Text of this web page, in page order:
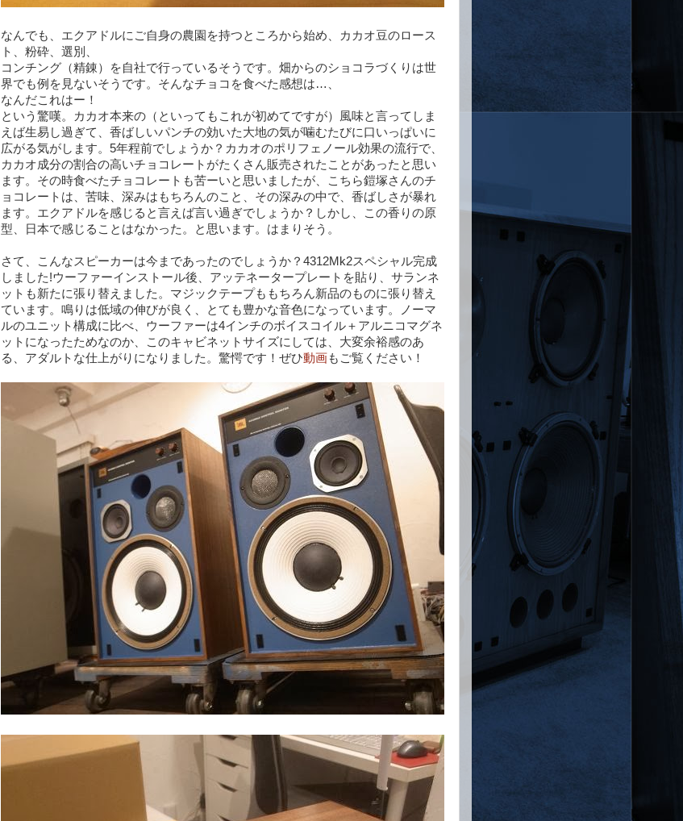
なんでも、エクアドルにご自身の農園を持つところから始め、カカオ豆のロース
ト、粉砕、選別、
コンチング（精錬）を自社で行っているそうです。畑からのショコラづくりは世
界でも例を見ないそうです。そんなチョコを食べた感想は…、
なんだこれはー！
という驚嘆。カカオ本来の（といってもこれが初めてですが）風味と言ってしま
えば生易し過ぎて、香ばしいパンチの効いた大地の気が噛むたびに口いっぱいに
広がる気がします。5年程前でしょうか？カカオのポリフェノール効果の流行で、
カカオ成分の割合の高いチョコレートがたくさん販売されたことがあったと思い
ます。その時食べたチョコレートも苦ーいと思いましたが、こちら鎧塚さんのチ
ョコレートは、苦味、深みはもちろんのこと、その深みの中で、香ばしさが暴れ
ます。エクアドルを感じると言えば言い過ぎでしょうか？しかし、この香りの原
型、日本で感じることはなかった。と思います。はまりそう。
さて、こんなスピーカーは今まであったのでしょうか？4312Mk2スペシャル完成
しました!ウーファーインストール後、アッテネータープレートを貼り、サランネ
ットも新たに張り替えました。マジックテープももちろん新品のものに張り替え
ています。鳴りは低域の伸びが良く、とても豊かな音色になっています。ノーマ
ルのユニット構成に比べ、ウーファーは4インチのボイスコイル＋アルニコマグネ
ットになったためなのか、このキャビネットサイズにしては、大変余裕感のあ
る、アダルトな仕上がりになりました。驚愕です！ぜひ動画もご覧ください！